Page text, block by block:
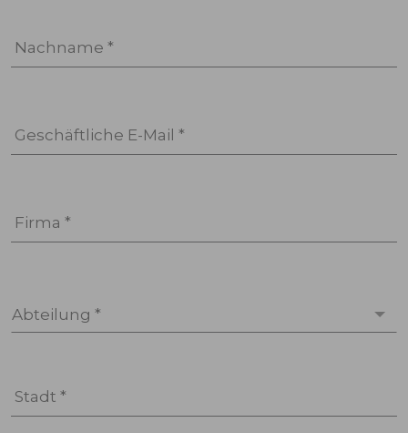
Nachname *
Geschäftliche E-Mail *
Firma *
Abteilung *
Stadt *